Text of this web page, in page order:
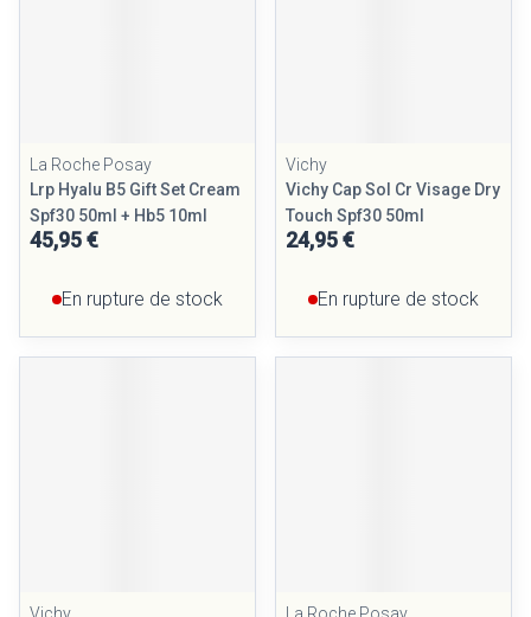
La Roche Posay
Lrp Hyalu B5 Gift Set Cream
Spf30 50ml + Hb5 10ml
45,95 €
En rupture de stock
Vichy
Vichy Cap Sol Cr Visage Dry
Touch Spf30 50ml
24,95 €
En rupture de stock